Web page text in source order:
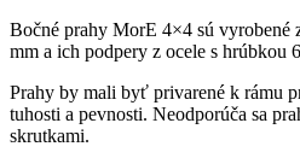
Bočné prahy MorE 4×4 sú vyrobené
mm a ich podpery z ocele s hrúbkou
Prahy by mali byť privarené k rámu
tuhosti a pevnosti. Neodporúča sa
skrutkami.